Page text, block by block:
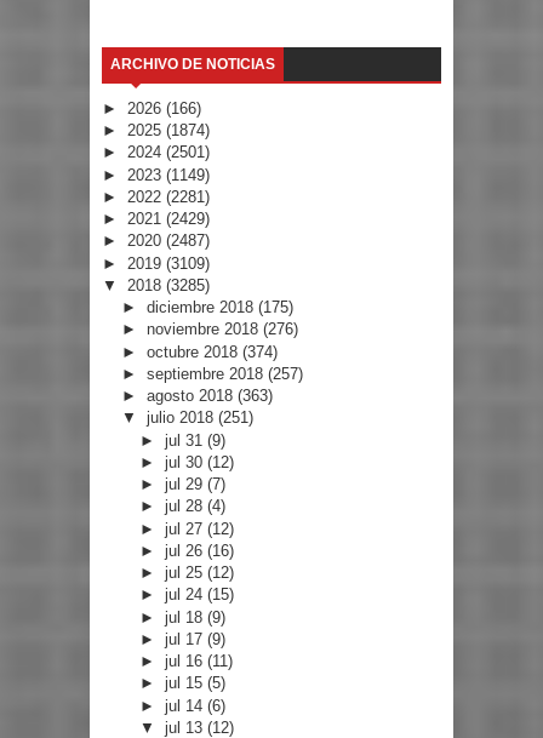
ARCHIVO DE NOTICIAS
► 2026 (166)
► 2025 (1874)
► 2024 (2501)
► 2023 (1149)
► 2022 (2281)
► 2021 (2429)
► 2020 (2487)
► 2019 (3109)
▼ 2018 (3285)
► diciembre 2018 (175)
► noviembre 2018 (276)
► octubre 2018 (374)
► septiembre 2018 (257)
► agosto 2018 (363)
▼ julio 2018 (251)
►jul 31(9)
►jul 30(12)
►jul 29(7)
►jul 28(4)
►jul 27(12)
►jul 26(16)
►jul 25(12)
►jul 24(15)
►jul 18(9)
►jul 17(9)
►jul 16(11)
►jul 15(5)
►jul 14(6)
▼jul 13(12)